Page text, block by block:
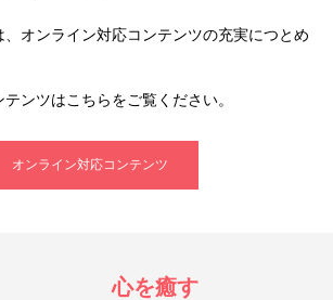
オンライン対応コンテンツの充実につとめ
ンツはこちらをご覧ください。
オンライン対応コンテンツ
心を癒す